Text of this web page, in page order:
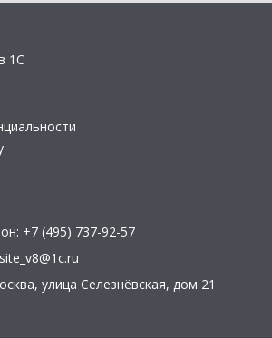
1С
+7 (495) 737-92-57
site_v8@1c.ru
, улица Селезнёвская, дом 21